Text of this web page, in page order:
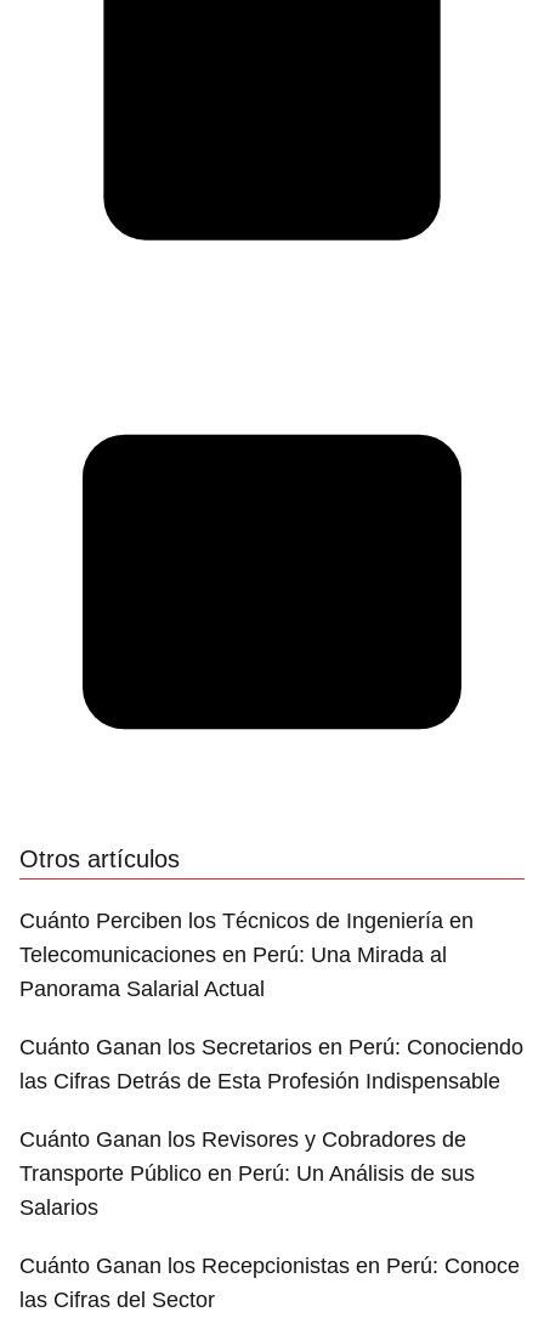
Otros artículos
Cuánto Perciben los Técnicos de Ingeniería en
Telecomunicaciones en Perú: Una Mirada al
Panorama Salarial Actual
Cuánto Ganan los Secretarios en Perú: Conociendo
las Cifras Detrás de Esta Profesión Indispensable
Cuánto Ganan los Revisores y Cobradores de
Transporte Público en Perú: Un Análisis de sus
Salarios
Cuánto Ganan los Recepcionistas en Perú: Conoce
las Cifras del Sector